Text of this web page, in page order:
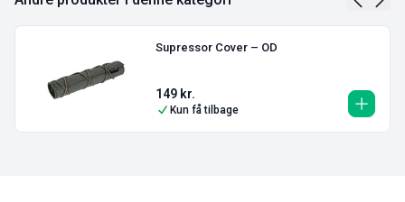
Supressor Cover – OD
149 kr.
Kun få tilbage